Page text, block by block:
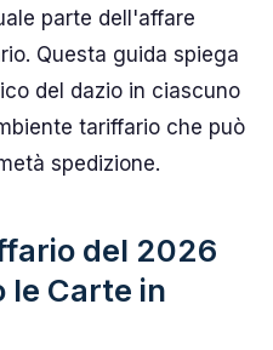
parte dell'affare
Questa guida spiega
del dazio in ciascuno
tariffario che può
spedizione.
del 2026
le Carte in